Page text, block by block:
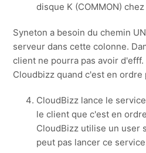
disque K (COMMON)
Syneton a besoin du chemin
serveur dans cette colonne.
client ne pourra pas avoir
Cloudbizz quand c'est en ordre
CloudBizz lance le
le client que c'est en
CloudBizz utilise un user
peut pas lancer ce